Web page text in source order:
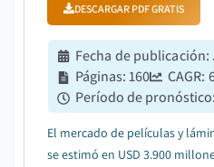
DESCARGAR PDF GRATIS
Fecha de publicación:
Páginas:160 CAGR:
Período de pronóstico:
El mercado de películas y
se estimó en USD 3.900